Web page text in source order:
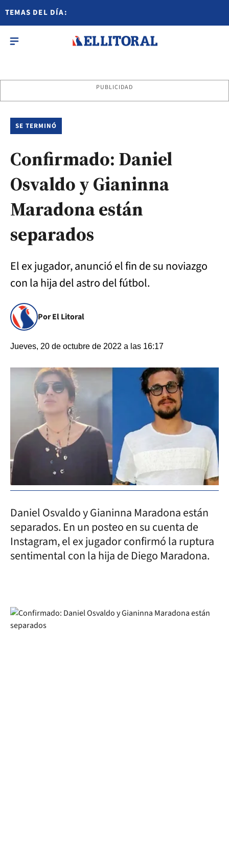
TEMAS DEL DÍA:
PUBLICIDAD
SE TERMINÓ
Confirmado: Daniel
Osvaldo y Gianinna
Maradona están
separados
El ex jugador, anunció el fin de su noviazgo
con la hija del astro del fútbol.
Por El Litoral
Jueves, 20 de octubre de 2022 a las 16:17
Daniel Osvaldo y Gianinna Maradona están
separados. En un posteo en su cuenta de
Instagram, el ex jugador confirmó la ruptura
sentimental con la hija de Diego Maradona.